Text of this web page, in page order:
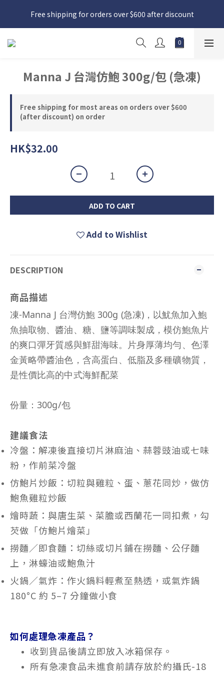
日本接近假期，貨源較不穩定；如想在 8 月 11 日至 8 月 15 日收
貨，請務必於 8 月 10 日前落單
Free shipping for orders over $600 after discount
日本接近假期，貨源較不穩定；如想在 8 月 11 日至 8 月 15 日收
貨，請務必於 8 月 10 日前落單
Manna J 台灣仿鮑 300g/包 (急凍)
Free shipping for most areas on orders over $600
(after discount) on order
HK$32.00
ADD TO CART
Add to Wishlist
DESCRIPTION
商品描述
凍‑Manna J 台灣仿鮑 300g (急凍)，以魷魚加入鮑
魚抽取物、醬油、糖、鹽等調味製成，模仿鮑魚片
的爽口彈牙質感與鮮甜海味。片身厚薄均勻、色澤
金黃略帶醬油色，含高蛋白、低脂及多種礦物質，
是性價比高的中式海鮮配菜
份量：300g/包
建議食法
冷盤：解凍後直接切片淋麻油、蒜蓉豉油或七味
粉，作前菜冷盤
仿鮑片炒飯：切粒與雞粒、蛋、蔥花同炒，做仿
鮑魚雞粒炒飯
燴時蔬：與唐生菜、菜膽或西蘭花一同扣煮，勾
芡做「仿鮑片燴菜」
撈麵／即食麵：切絲或切片鋪在撈麵、公仔麵
上，淋蠔油或鮑魚汁
火鍋／氣炸：作火鍋料輕煮至熱透，或氣炸鍋
180°C 約 5–7 分鐘做小食
如何處理急凍產品？
收到貨品後請立即放入冰箱保存。
所有急凍食品未進食前請存放於約攝氏-18